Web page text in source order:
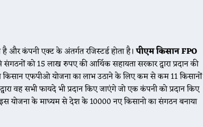
और कंपनी एक्ट के अंतर्गत रजिस्टर्ड होता है।पीएम किसान FPO
को 15 लाख रुपए की आर्थिक सहायता सरकार द्वारा प्रदान की
किसान एफपीओ योजना का लाभ उठाने के लिए कम से कम 11 किसानों
वह सभी फायदे भी प्रदान किए जाएंगे जो एक कंपनी को प्रदान किए
इस योजना के माध्यम से देश के 10000 नए किसानो का संगठन बनाया